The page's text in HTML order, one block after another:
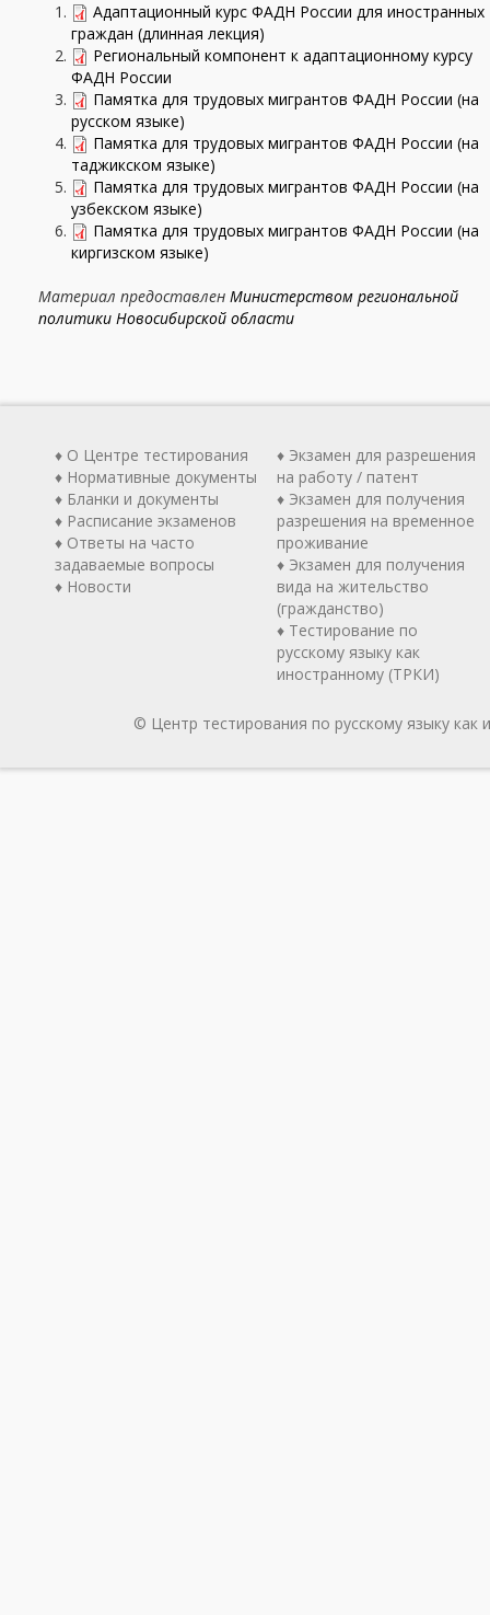
Адаптационный курс ФАДН России для иностранных
граждан (длинная лекция)
Региональный компонент к адаптационному курсу
ФАДН России
Памятка для трудовых мигрантов ФАДН России (на
русском языке)
Памятка для трудовых мигрантов ФАДН России (на
таджикском языке)
Памятка для трудовых мигрантов ФАДН России (на
узбекском языке)
Памятка для трудовых мигрантов ФАДН России (на
киргизском языке)
Материал предоставлен Министерством региональной
политики Новосибирской области
♦ О Центре тестирования
♦ Нормативные документы
♦ Бланки и документы
♦ Расписание экзаменов
♦ Ответы на часто
задаваемые вопросы
♦ Новости
♦ Экзамен для разрешения
на работу / патент
♦ Экзамен для получения
разрешения на временное
проживание
♦ Экзамен для получения
вида на жительство
(гражданство)
♦ Тестирование по
русскому языку как
иностранному (ТРКИ)
© Центр тестирования по русскому языку как